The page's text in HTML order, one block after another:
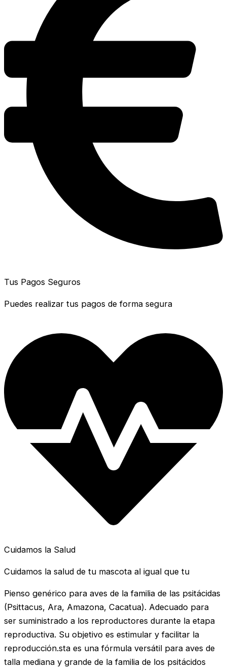
Tus Pagos Seguros
Puedes realizar tus pagos de forma segura
Cuidamos la Salud
Cuidamos la salud de tu mascota al igual que tu
Pienso genérico para aves de la familia de las psitácidas
(Psittacus, Ara, Amazona, Cacatua). Adecuado para
ser suministrado a los reproductores durante la etapa
reproductiva. Su objetivo es estimular y facilitar la
reproducción.sta es una fórmula versátil para aves de
talla mediana y grande de la familia de los psitácidos